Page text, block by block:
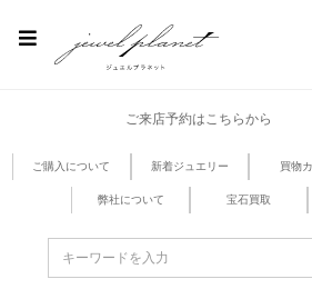
ご来店予約はこちらから
ご購入について 新着ジュエリー 買物
弊社について 宝石買取